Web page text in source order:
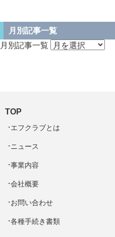
月別記事一覧
月別記事一覧
TOP
エフクラブとは
ニュース
事業内容
会社概要
お問い合わせ
各種手続き書類